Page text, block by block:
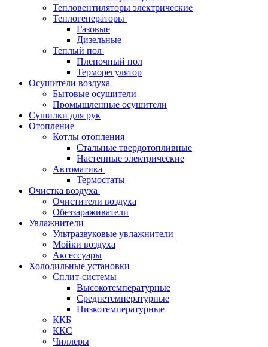
Тепловентиляторы электрические
Теплогенераторы
Газовые
Дизельные
Теплый пол
Пленочный пол
Терморегулятор
Осушители воздуха
Бытовые осушители
Промышленные осушители
Сушилки для рук
Отопление
Котлы отопления
Стальные твердотопливные
Настенные электрические
Автоматика
Термостаты
Очистка воздуха
Очистители воздуха
Обеззараживатели
Увлажнители
Ультразвуковые увлажнители
Мойки воздуха
Аксессуары
Холодильные установки
Сплит-системы
Высокотемпературные
Среднетемпературные
Низкотемпературные
ККБ
ККС
Чиллеры